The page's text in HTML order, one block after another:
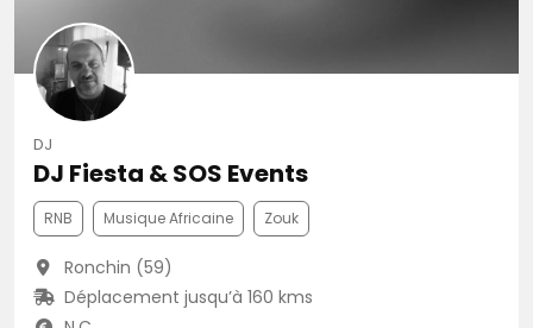
DJ
DJ Fiesta & SOS Events
RNB Musique Africaine Zouk
Ronchin (59)
Déplacement jusqu’à 160 kms